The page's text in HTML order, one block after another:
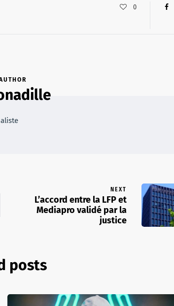
0
NEXT
L’accord entre la LFP et
Mediapro validé par la
justice
posts